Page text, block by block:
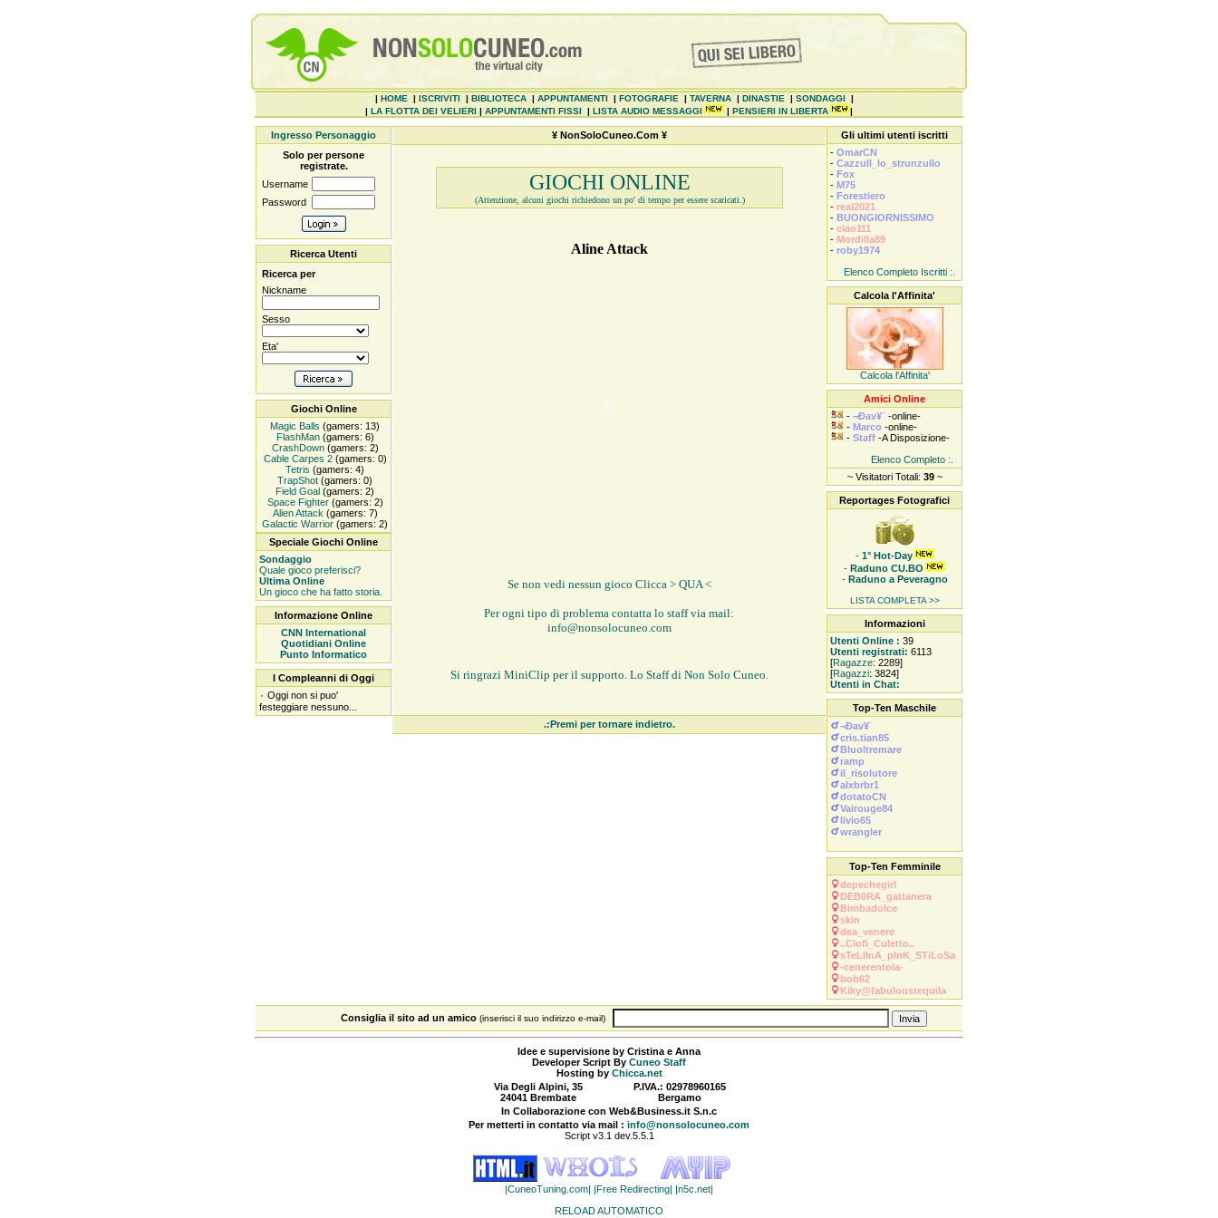
| HOME | ISCRIVITI| BIBLIOTECA| APPUNTAMENTI| FOTOGRAFIE | TAVERNA| DINASTIE | SONDAGGI|
| LA FLOTTA DEI VELIERI | APPUNTAMENTI FISSI | LISTA AUDIO MESSAGGI | PENSIERI IN LIBERTA |
Ingresso Personaggio
Solo per persone
registrate.
Username
Password
Ricerca Utenti
Ricerca per
Nickname
Sesso
Eta'
Giochi Online
Magic Balls (gamers: 13)
FlashMan(gamers: 6)
CrashDown(gamers: 2)
Cable Carpes 2(gamers: 0)
Tetris (gamers: 4)
TrapShot (gamers: 0)
Field Goal (gamers: 2)
Space Fighter(gamers: 2)
Alien Attack (gamers: 7)
Galactic Warrior (gamers: 2)
Speciale Giochi Online
Sondaggio
Quale gioco preferisci?
Ultima Online
Un gioco che ha fatto storia.
Informazione Online
CNN International
Quotidiani Online
Punto Informatico
I Compleanni di Oggi
۰ Oggi non si puo'
festeggiare nessuno...
¥ NonSoloCuneo.Com ¥
GIOCHI ONLINE
(Attenzione, alcuni giochi richiedono un po' di tempo per essere scaricati.)
Aline Attack
Se non vedi nessun gioco Clicca > QUA <
Per ogni tipo di problema contatta lo staff via mail:
info@nonsolocuneo.com
Si ringrazi MiniClip per il supporto. Lo Staff di Non Solo Cuneo.
.:Premi per tornare indietro.
Gli ultimi utenti iscritti
- OmarCN
- Cazzull_lo_strunzullo
- Fox
- M75
- Forestiero
- real2021
- BUONGIORNISSIMO
- ciao111
- Mordilla89
- roby1974
Elenco Completo Iscritti :.
Calcola l'Affinita'
Calcola l'Affinita'
Amici Online
- ¬Ðav¥¨ -online-
- Marco -online-
- Staff -A Disposizione-
Elenco Completo :.
~ Visitatori Totali: 39~
Reportages Fotografici
- 1° Hot-Day
- Raduno CU.BO
- Raduno a Peveragno
LISTA COMPLETA >>
Informazioni
Utenti Online : 39
Utenti registrati: 6113
[Ragazze: 2289]
[Ragazzi: 3824]
Utenti in Chat:
Top-Ten Maschile
¬Ðav¥¨
cris.tian85
Bluoltremare
ramp
il_risolutore
alxbrbr1
dotatoCN
Vairouge84
livio65
wrangler
Top-Ten Femminile
depechegirl
DEB0RA_gattanera
Bimbadolce
skin
dea_venere
..Ciofi_Culetto..
sTeLlInA_pInK_STiLoSa
-cenerentola-
bob62
Kiky@fabuloustequila
Consiglia il sito ad un amico (inserisci il suo indirizzo e-mail)
Idee e supervisione by Cristina e Anna
Developer Script By Cuneo Staff
Hosting by Chicca.net
Via Degli Alpini, 35
24041 Brembate
P.IVA.: 02978960165
Bergamo
In Collaborazione con Web&Business.it S.n.c
Per metterti in contatto via mail : info@nonsolocuneo.com
Script v3.1 dev.5.5.1
|CuneoTuning.com| |Free Redirecting| |n5c.net|
RELOAD AUTOMATICO